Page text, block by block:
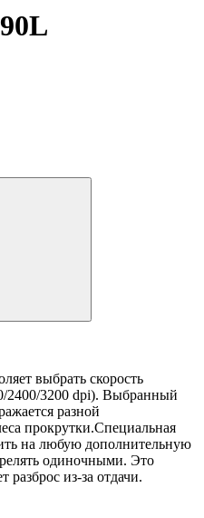
выбрать скорость
2400/3200 dpi). Выбранный
разной
прокрутки.Специальная
на любую дополнительную
одиночными. Это
из-за отдачи.